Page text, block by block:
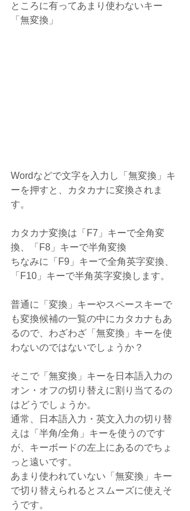
ところに有ってあまり使わないキー
「無変換」
Wordなどで文字を入力し「無変換」キ
ーを押すと、カタカナに変換されま
す。
カタカナ変換は「F7」キーで全角変
換、「F8」キーで半角変換
ちなみに「F9」キーで全角英字変換、
「F10」キーで半角英字変換します。
普通に「変換」キーやスペースキーで
も変換候補の一覧の中にカタカナもあ
るので、わざわざ「無変換」キーを使
わないのではないでしょうか？
そこで「無変換」キーを日本語入力の
オン・オフの切り替えに割り当てるの
はどうでしょうか。
通常、日本語入力・英文入力の切り替
えは「半角/全角」キーを使うのです
が、キーボードの左上にあるのでちょ
っと遠いです。
あまり使われていない「無変換」キー
で切り替えられるとスムーズに使えそ
うです。